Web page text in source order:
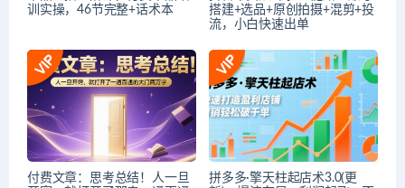
训实操，46节完整+话术本
搭建+选品+原创拍摄+混剪+投
流，小白快速出单
付费文章：思考总结！人一旦
拼多多·擎天柱起店术3.0(更